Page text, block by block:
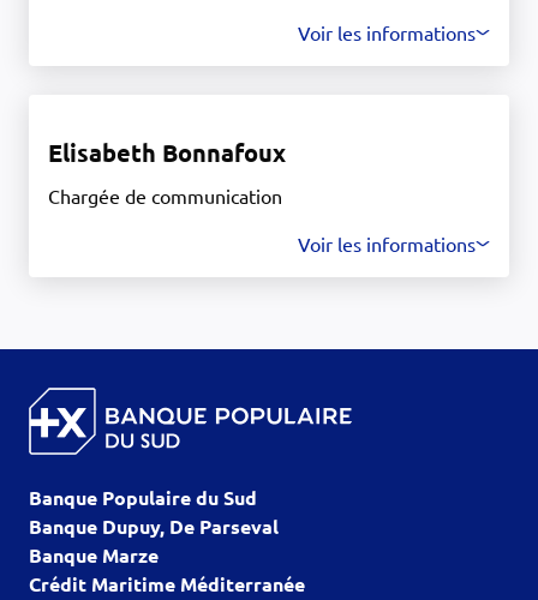
Voir les informations
Elisabeth Bonnafoux
Chargée de communication
Voir les informations
Banque Populaire du Sud
Banque Dupuy, De Parseval
Banque Marze
Crédit Maritime Méditerranée